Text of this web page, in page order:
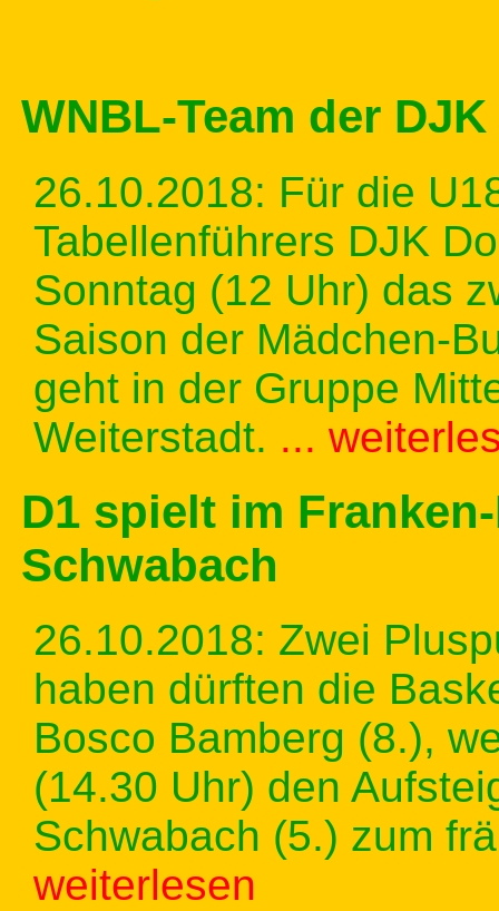
WNBL-Team der
26.10.2018: Für die
Tabellenführers DJK
Sonntag (12 Uhr) das
Saison der Mädchen-
geht in der Gruppe
Weiterstadt. ...
D1 spielt im
Schwabach
26.10.2018: Zwei
haben dürften die
Bosco Bamberg (8.),
(14.30 Uhr) den
Schwabach (5.) zum
weiterlesen